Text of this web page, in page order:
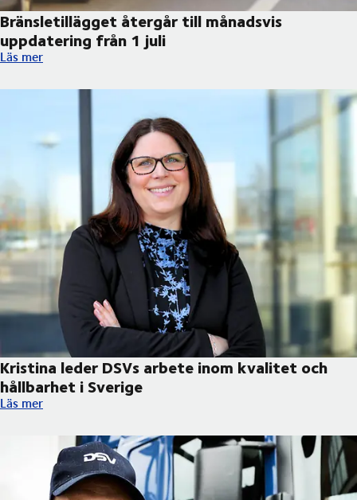
Bränsletillägget återgår till månadsvis
uppdatering från 1 juli
Bränsletillägget återgår till månadsvis uppdatering från 1 juli
Läs mer
Kristina leder DSVs arbete inom kvalitet och
hållbarhet i Sverige
Kristina leder DSVs arbete inom kvalitet och hållbarhet i
Läs mer